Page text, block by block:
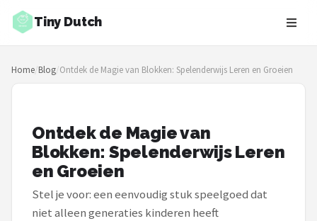
Tiny Dutch
Zoeken
NAVIGATIE
Merken
Blog
Speelgoed
Home/Blog/Ontdek de Magie van Blokken: Spelenderwijs Leren en Groeien
Ontdek de Magie van
Blokken: Spelenderwijs Leren
en Groeien
Stel je voor: een eenvoudig stuk speelgoed dat
niet alleen generaties kinderen heeft